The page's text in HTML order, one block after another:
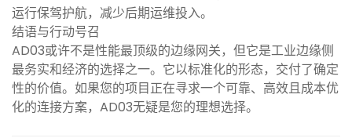
运行保驾护航，减少后期运维投入。
结语与行动号召
AD03或许不是性能最顶级的边缘网关，但它是工业边缘侧
最务实和经济的选择之一。它以标准化的形态，交付了确定
性的价值。如果您的项目正在寻求一个可靠、高效且成本优
化的连接方案，AD03无疑是您的理想选择。